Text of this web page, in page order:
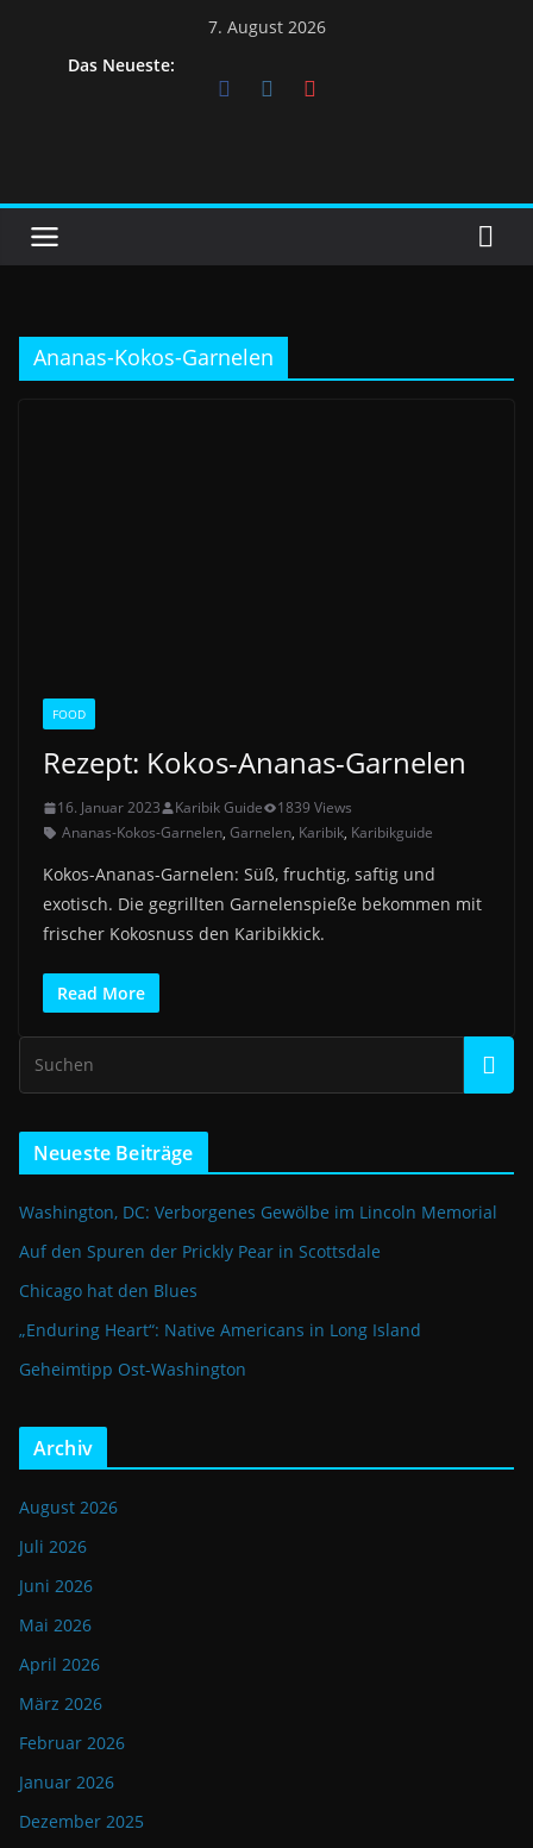
7. August 2026
Das Neueste:
Ananas-Kokos-Garnelen
FOOD
Rezept: Kokos-Ananas-Garnelen
16. Januar 2023 Karibik Guide
1839 Views
Ananas-Kokos-Garnelen, Garnelen, Karibik, Karibikguide
Kokos-Ananas-Garnelen: Süß, fruchtig, saftig und
exotisch. Die gegrillten Garnelenspieße bekommen mit
frischer Kokosnuss den Karibikkick.
Read More
Neueste Beiträge
Washington, DC: Verborgenes Gewölbe im Lincoln Memorial
Auf den Spuren der Prickly Pear in Scottsdale
Chicago hat den Blues
„Enduring Heart“: Native Americans in Long Island
Geheimtipp Ost-Washington
Archiv
August 2026
Juli 2026
Juni 2026
Mai 2026
April 2026
März 2026
Februar 2026
Januar 2026
Dezember 2025